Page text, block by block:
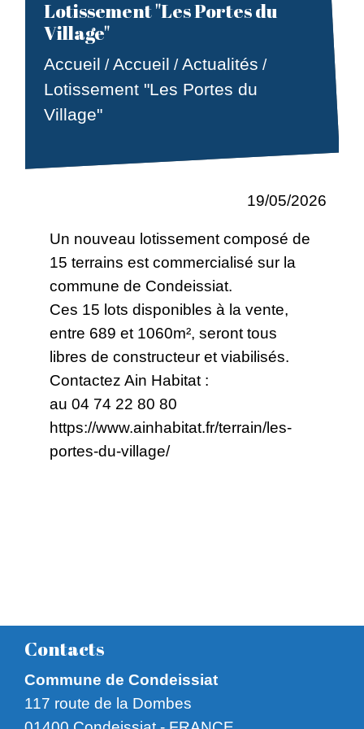
Lotissement "Les Portes du
Village"
Accueil /Accueil /Actualités /
Lotissement "Les Portes du
Village"
19/05/2026
Un nouveau lotissement composé de
15 terrains est commercialisé sur la
commune de Condeissiat.
Ces 15 lots disponibles à la vente,
entre 689 et 1060m², seront tous
libres de constructeur et viabilisés.
Contactez Ain Habitat :
au 04 74 22 80 80
https://www.ainhabitat.fr/terrain/les-
portes-du-village/
Contacts
Commune de Condeissiat
117 route de la Dombes